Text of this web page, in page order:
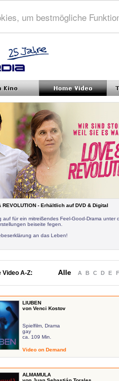
um bestmögliche
REVOLUTION - Erhältlich auf DVD & Digital
auf für ein mitreißendes Feel-Good-Drama
beiseite fegen.
an das Leben!
Video A-Z: Alle A B C D E F
LIUBEN
von Venci Kostov
Spielfilm, Drama
gay
ca. 109 Min.
Video on Demand
ALMAMULA